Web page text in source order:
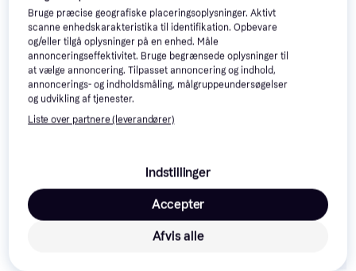
Relief Cream
50ml
100 kr.113 kr.
Eller 3 betalinger af 33 kr.
9+ butikker
77 kr.96 kr.
9+ butikker 9+ butikker
Populære produkter lige nu
Apple AirPods
Bruge præcise geografiske placeringsoplysninger. Aktivt
scanne enhedskarakteristika til identifikation. Opbevare
og/eller tilgå oplysninger på en enhed. Måle
annonceringseffektivitet. Bruge begrænsede oplysninger til
at vælge annoncering. Tilpasset annoncering og indhold,
annoncerings- og indholdsmåling, målgruppeundersøgelser
og udvikling af tjenester.
Liste over partnere (leverandører)
Indstillinger
Afvis alle
Accepter